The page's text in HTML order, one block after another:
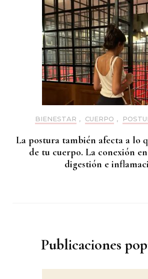
BIENESTAR , CUERPO ,
La postura también afecta a lo
de tu cuerpo. La conexión
digestión e
Publicaciones